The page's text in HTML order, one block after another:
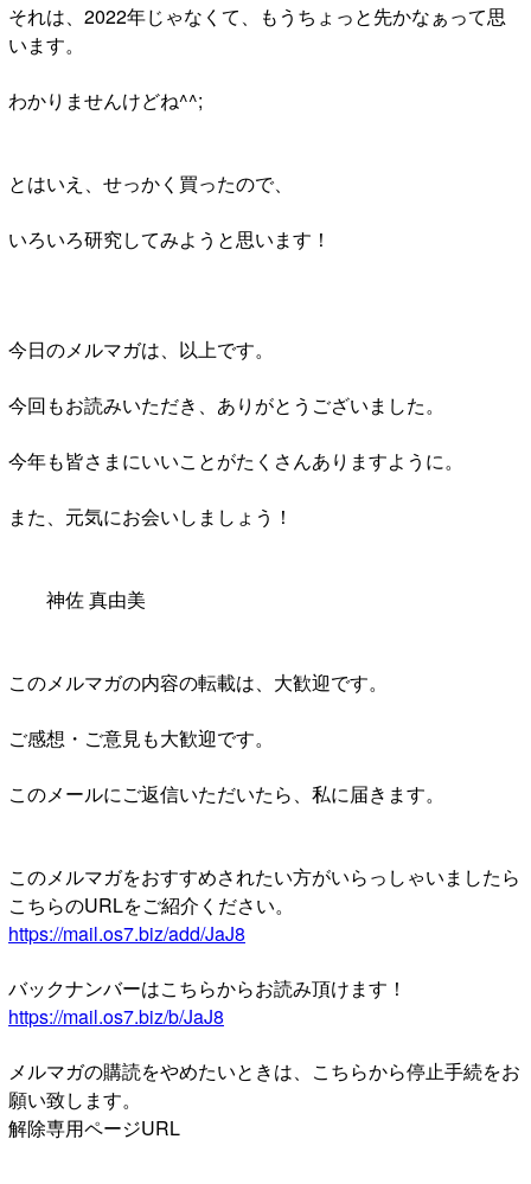
それは、2022年じゃなくて、もうちょっと先かなぁって思
います。
わかりませんけどね^^;
とはいえ、せっかく買ったので、
いろいろ研究してみようと思います！
今日のメルマガは、以上です。
今回もお読みいただき、ありがとうございました。
今年も皆さまにいいことがたくさんありますように。
また、元気にお会いしましょう！
神佐 真由美
このメルマガの内容の転載は、大歓迎です。
ご感想・ご意見も大歓迎です。
このメールにご返信いただいたら、私に届きます。
このメルマガをおすすめされたい方がいらっしゃいましたら
こちらのURLをご紹介ください。
https://mail.os7.biz/add/JaJ8
バックナンバーはこちらからお読み頂けます！
https://mail.os7.biz/b/JaJ8
メルマガの購読をやめたいときは、こちらから停止手続をお
願い致します。
解除専用ページURL